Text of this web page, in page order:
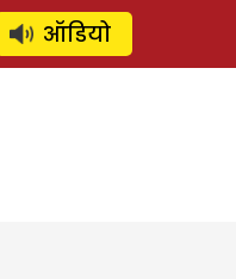
SUBSCRIBE
ऑडियो